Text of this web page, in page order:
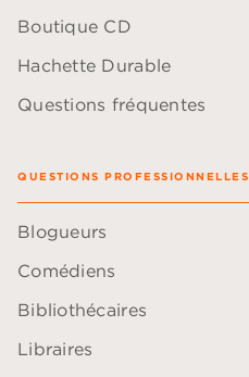
Boutique CD
Hachette Durable
Questions fréquentes
QUESTIONS PROFESSIONNELLES
Blogueurs
Comédiens
Bibliothécaires
Libraires